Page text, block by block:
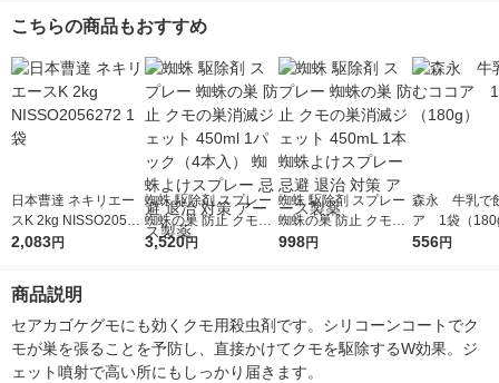
こちらの商品もおすすめ
日本曹達 ネキリエー
スK 2kg NISSO20562
72 1袋
2,083円
蜘蛛 駆除剤 スプレー
蜘蛛の巣 防止 クモの
巣消滅ジェット 450m
3,520円
蜘蛛 駆除剤 スプレー
蜘蛛の巣 防止 クモの
巣消滅ジェット 450m
998円
森永 牛乳で
ア 1袋（
556円
商品説明
セアカゴケグモにも効くクモ用殺虫剤です。シリコーンコートでク
モが巣を張ることを予防し、直接かけてクモを駆除するW効果。ジ
ェット噴射で高い所にもしっかり届きます。